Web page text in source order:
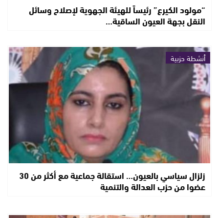
“مولود الكيرع” رئيساً للهيئة الجهوية لإصلاح وسائل
النقل بجهة العيون الساقية…
أنشطة حزبية
زلزال سياسي بالعيون… استقالة جماعية مع أكثر من 30
عضوا من حزب العدالة والتنمية